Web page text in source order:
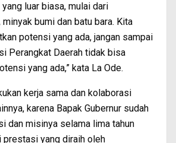
luar biasa, mulai dari
bumi dan batu bara. Kita
potensi yang ada, jangan sampai
Perangkat Daerah tidak bisa
yang ada,” kata La Ode.
kerja sama dan kolaborasi
karena Bapak Gubernur sudah
dan misinya selama lima tahun
prestasi yang diraih oleh